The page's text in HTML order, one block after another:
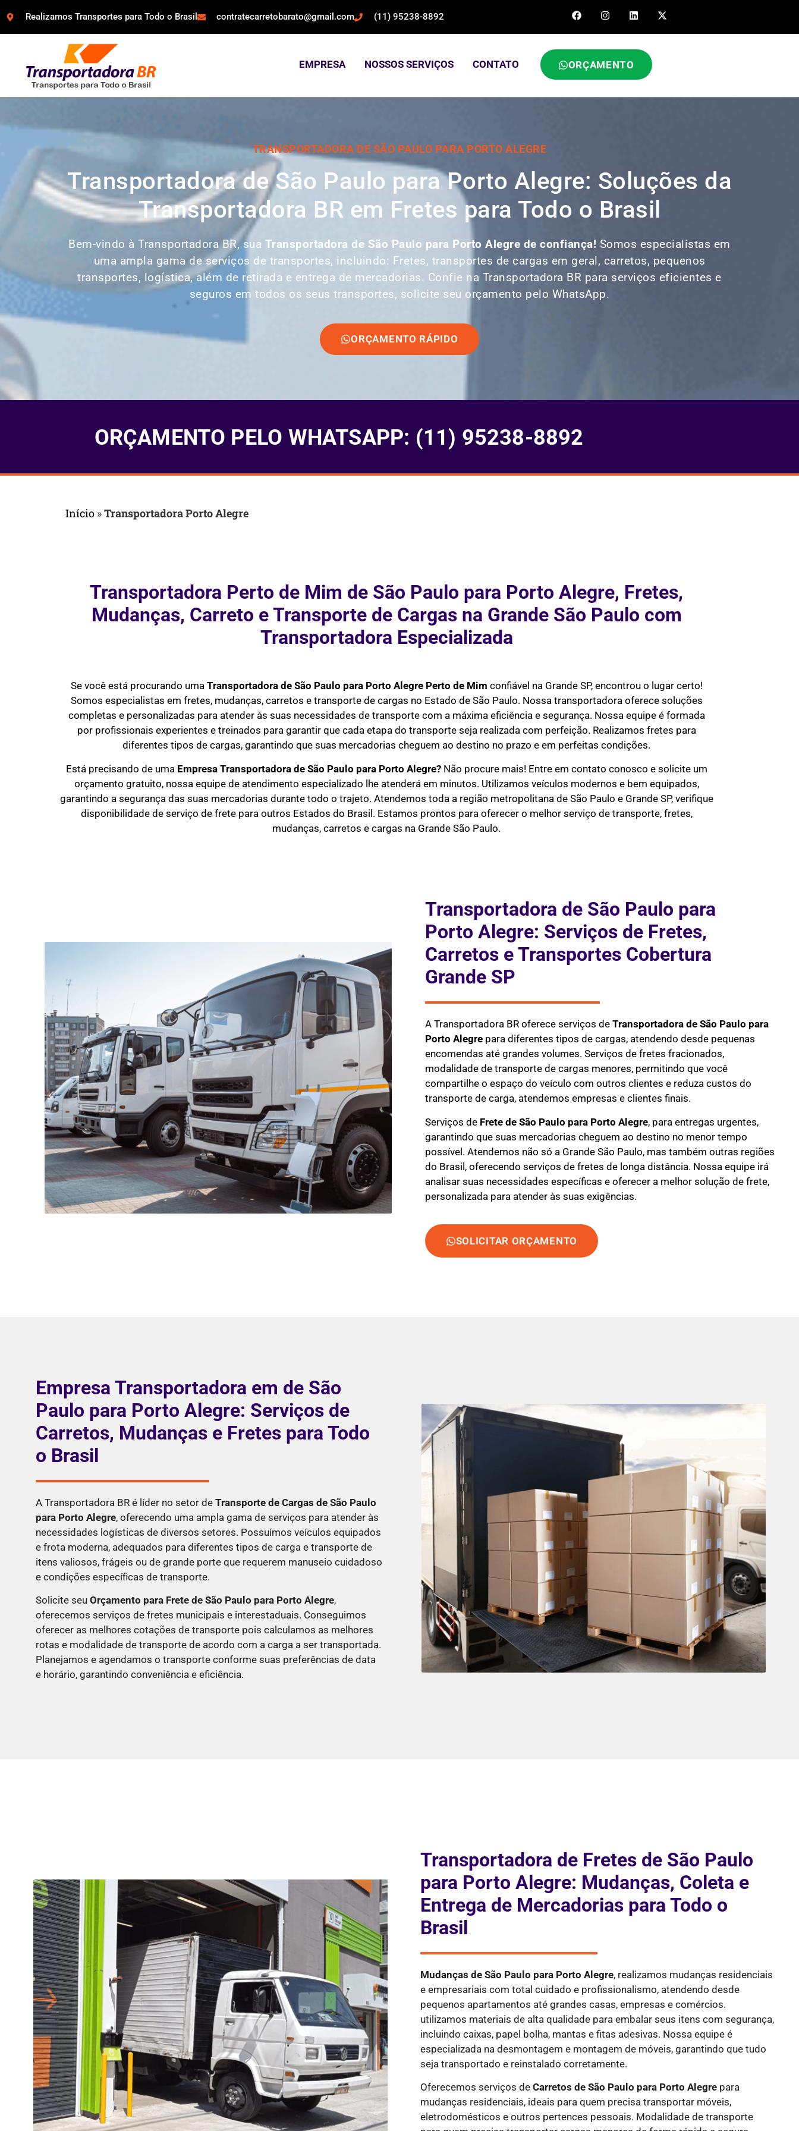
Realizamos Transportes para Todo o Brasil contratecarretobarato@gmail.com (11) 95238-8892
EMPRESA NOSSOS SERVIÇOS CONTATO ORÇAMENTO
TRANSPORTADORA DE SÃO PAULO PARA PORTO ALEGRE
Transportadora de São Paulo para Porto Alegre: Soluções da
Transportadora BR em Fretes para Todo o Brasil
Bem-vindo à Transportadora BR, sua Transportadora de São Paulo para Porto Alegre de confiança! Somos especialistas em
uma ampla gama de serviços de transportes, incluindo: Fretes, transportes de cargas em geral, carretos, pequenos
transportes, logística, além de retirada e entrega de mercadorias. Confie na Transportadora BR para serviços eficientes e
seguros em todos os seus transportes, solicite seu orçamento pelo WhatsApp.
ORÇAMENTO RÁPIDO
ORÇAMENTO PELO WHATSAPP: (11) 95238-8892
Início »Transportadora Porto Alegre
Transportadora Perto de Mim de São Paulo para Porto Alegre, Fretes,
Mudanças, Carreto e Transporte de Cargas na Grande São Paulo com
Transportadora Especializada
Se você está procurando uma Transportadora de São Paulo para Porto Alegre Perto de Mim confiável na Grande SP, encontrou o lugar certo!
Somos especialistas em fretes, mudanças, carretos e transporte de cargas no Estado de São Paulo. Nossa transportadora oferece soluções
completas e personalizadas para atender às suas necessidades de transporte com a máxima eficiência e segurança. Nossa equipe é formada
por profissionais experientes e treinados para garantir que cada etapa do transporte seja realizada com perfeição. Realizamos fretes para
diferentes tipos de cargas, garantindo que suas mercadorias cheguem ao destino no prazo e em perfeitas condições.
Está precisando de uma Empresa Transportadora de São Paulo para Porto Alegre?Não procure mais! Entre em contato conosco e solicite um
orçamento gratuito, nossa equipe de atendimento especializado lhe atenderá em minutos. Utilizamos veículos modernos e bem equipados,
garantindo a segurança das suas mercadorias durante todo o trajeto. Atendemos toda a região metropolitana de São Paulo e Grande SP, verifique
disponibilidade de serviço de frete para outros Estados do Brasil. Estamos prontos para oferecer o melhor serviço de transporte, fretes,
mudanças, carretos e cargas na Grande São Paulo.
Transportadora de São Paulo para
Porto Alegre: Serviços de Fretes,
Carretos e Transportes Cobertura
Grande SP
A Transportadora BR oferece serviços de Transportadora de São Paulo para
Porto Alegrepara diferentes tipos de cargas, atendendo desde pequenas
encomendas até grandes volumes. Serviços de fretes fracionados,
modalidade de transporte de cargas menores, permitindo que você
compartilhe o espaço do veículo com outros clientes e reduza custos do
transporte de carga, atendemos empresas e clientes finais.
Serviços de Frete de São Paulo para Porto Alegre, para entregas urgentes,
garantindo que suas mercadorias cheguem ao destino no menor tempo
possível. Atendemos não só a Grande São Paulo, mas também outras regiões
do Brasil, oferecendo serviços de fretes de longa distância. Nossa equipe irá
analisar suas necessidades específicas e oferecer a melhor solução de frete,
personalizada para atender às suas exigências.
SOLICITAR ORÇAMENTO
Empresa Transportadora em de São
Paulo para Porto Alegre: Serviços de
Carretos, Mudanças e Fretes para Todo
o Brasil
A Transportadora BR é líder no setor de Transporte de Cargas de São Paulo
para Porto Alegre, oferecendo uma ampla gama de serviços para atender às
necessidades logísticas de diversos setores. Possuímos veículos equipados
e frota moderna, adequados para diferentes tipos de carga e transporte de
itens valiosos, frágeis ou de grande porte que requerem manuseio cuidadoso
e condições específicas de transporte.
Solicite seu Orçamento para Frete de São Paulo para Porto Alegre,
oferecemos serviços de fretes municipais e interestaduais. Conseguimos
oferecer as melhores cotações de transporte pois calculamos as melhores
rotas e modalidade de transporte de acordo com a carga a ser transportada.
Planejamos e agendamos o transporte conforme suas preferências de data
e horário, garantindo conveniência e eficiência.
Transportadora de Fretes de São Paulo
para Porto Alegre: Mudanças, Coleta e
Entrega de Mercadorias para Todo o
Brasil
Mudançasde São Paulo para Porto Alegre, realizamos mudanças residenciais
e empresariais com total cuidado e profissionalismo, atendendo desde
pequenos apartamentos até grandes casas, empresas e comércios.
utilizamos materiais de alta qualidade para embalar seus itens com segurança,
incluindo caixas, papel bolha, mantas e fitas adesivas. Nossa equipe é
especializada na desmontagem e montagem de móveis, garantindo que tudo
seja transportado e reinstalado corretamente.
Oferecemos serviços deCarretos de São Paulo para Porto Alegre para
mudanças residenciais, ideais para quem precisa transportar móveis,
eletrodomésticos e outros pertences pessoais. Modalidade de transporte